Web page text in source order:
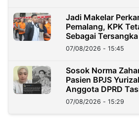
Jadi Makelar
Pemalang, KPK
Sebagai Tersangka
07/08/2026 - 15:45
Sosok Norma
Pasien BPJS
Anggota DPRD
Lukman
07/08/2026 - 15:29